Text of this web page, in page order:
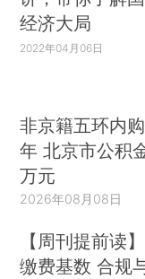
经济大局
2022年04月06日
非京籍五环内
年 北京市公积
万元
2026年08月08日
【周刊提前读
缴费基数 合规